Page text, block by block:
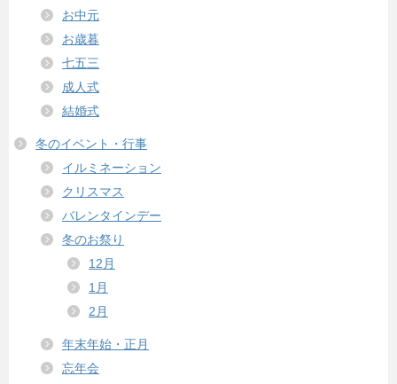
お中元
お歳暮
七五三
成人式
結婚式
冬のイベント・行事
イルミネーション
クリスマス
バレンタインデー
冬のお祭り
12月
1月
2月
年末年始・正月
忘年会